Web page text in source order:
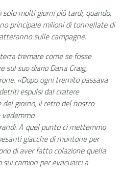
molti giorni piú tardi, quando,
principale milioni di tonnellate di
sulle campagne.
tremare come se fosse
sul suo diario Dana Craig,
«Dopo ogni tremito passava
espulsi dal cratere
del giorno, il retro del nostro
vedemmo
A quel punto ci mettemmo
giacche di montone per
di aver fatto colazione quella
camion per evacuarci a